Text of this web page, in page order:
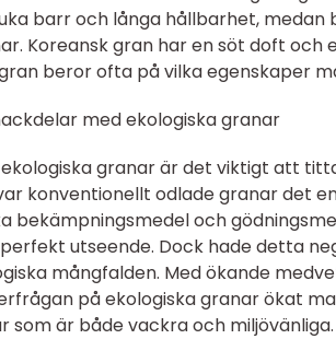
barr och långa hållbarhet, medan
Koreansk gran har en söt doft och
beror ofta på vilka egenskaper
med ekologiska granar
granar är det viktigt att
konventionellt odlade granar det
bekämpningsmedel och
utseende. Dock hade detta
mångfalden. Med ökande
på ekologiska granar ökat
som är både vackra och miljövänliga.